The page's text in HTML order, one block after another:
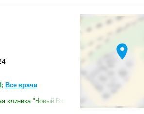
Все врачи
клиника "Новый Взгляд"
location_on